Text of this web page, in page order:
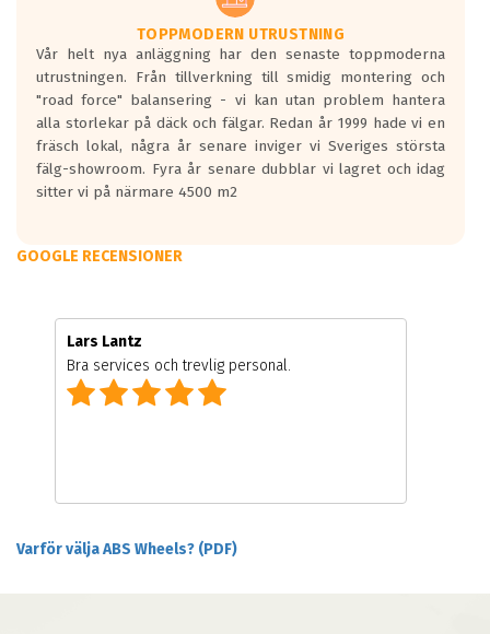
TOPPMODERN UTRUSTNING
Vår helt nya anläggning har den senaste toppmoderna
utrustningen. Från tillverkning till smidig montering och
"road force" balansering - vi kan utan problem hantera
alla storlekar på däck och fälgar. Redan år 1999 hade vi en
fräsch lokal, några år senare inviger vi Sveriges största
fälg-showroom. Fyra år senare dubblar vi lagret och idag
sitter vi på närmare 4500 m2
GOOGLE RECENSIONER
Lars Lantz
Bra services och trevlig personal.
Varför välja ABS Wheels? (PDF)